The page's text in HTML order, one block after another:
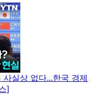
실상 없다...한국 경제
]